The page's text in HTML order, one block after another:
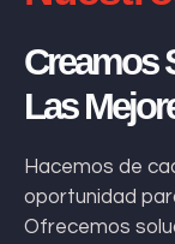
Creamos
Las
Hacemos de
oportunidad
Ofrecemos